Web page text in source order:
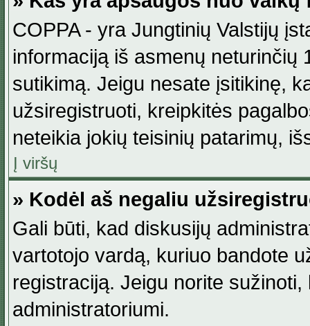
COPPA - yra Jungtinių Valstijų
informaciją iš asmenų neturinčių
sutikimą. Jeigu nesate įsitikinę,
užsiregistruoti, kreipkitės
neteikia jokių teisinių patarimų,
Į viršų
» Kodėl aš negaliu
Gali būti, kad diskusijų
vartotojo vardą, kuriuo bandote
registraciją. Jeigu norite
administratoriumi.